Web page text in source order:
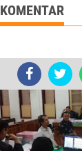
Pangan 2025
KOMENTAR
PP